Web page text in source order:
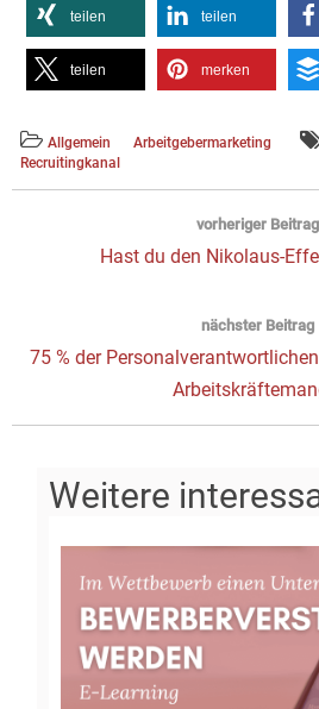
teilen teilen
teilen merken
Allgemein Arbeitgebermarketing
Recruitingkanal
Beitragsnavigation
vorheriger Beitrag
Vorheriger
Hast du den Nikolaus-
nächster Beitrag
Next
75 % der